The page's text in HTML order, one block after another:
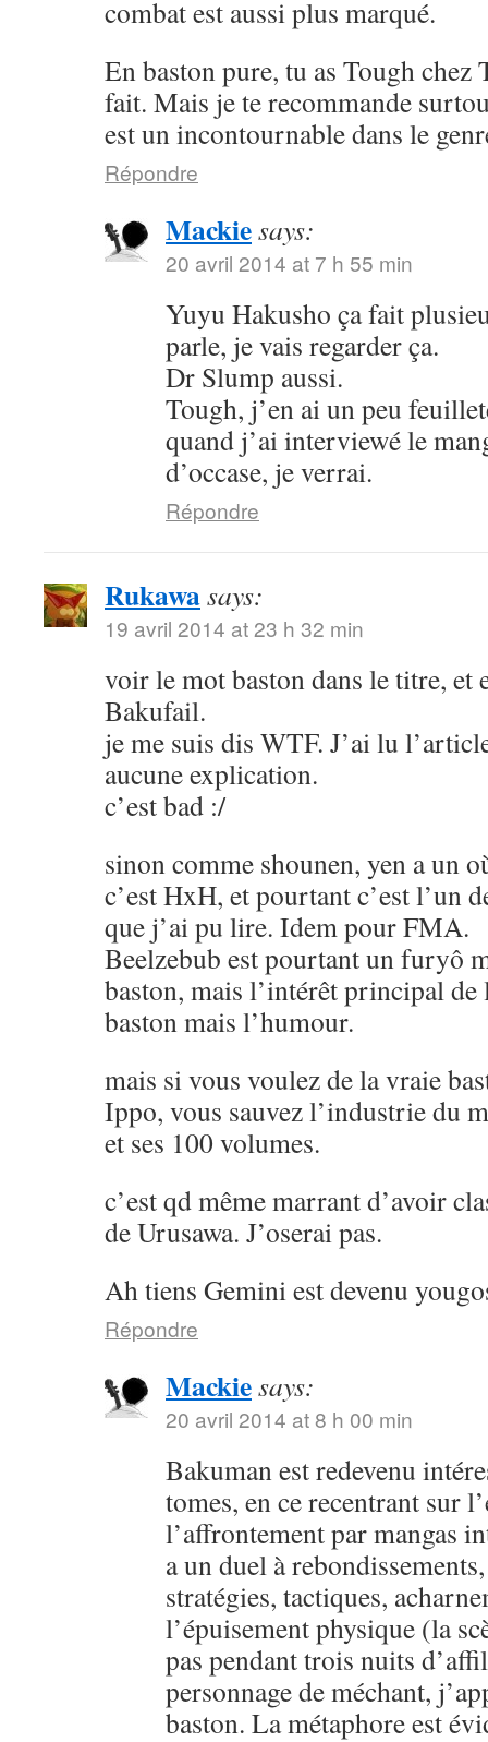
combat est aussi plus marqué.
En baston pure, tu as Tough chez
fait. Mais je te recommande
est un incontournable dans le
Répondre
Mackiesays:
20 avril 2014 at 7 h 55 min
Yuyu Hakusho ça fait
parle, je vais regarder ça.
Dr Slump aussi.
Tough, j’en ai un peu
quand j’ai interviewé le
d’occase, je verrai.
Répondre
Rukawasays:
19 avril 2014 at 23 h 32 min
voir le mot baston dans le titre, et
Bakufail.
je me suis dis WTF. J’ai lu
aucune explication.
c’est bad :/
sinon comme shounen, yen a un
c’est HxH, et pourtant c’est l’un
que j’ai pu lire. Idem pour FMA.
Beelzebub est pourtant un furyô
baston, mais l’intérêt principal de
baston mais l’humour.
mais si vous voulez de la vraie
Ippo, vous sauvez l’industrie du
et ses 100 volumes.
c’est qd même marrant d’avoir
de Urusawa. J’oserai pas.
Ah tiens Gemini est devenu
Répondre
Mackiesays:
20 avril 2014 at 8 h 00 min
Bakuman est redevenu
tomes, en ce recentrant sur
l’affrontement par mangas
a un duel à
stratégies, tactiques,
l’épuisement physique (la
pas pendant trois nuits
personnage de méchant,
baston. La métaphore est